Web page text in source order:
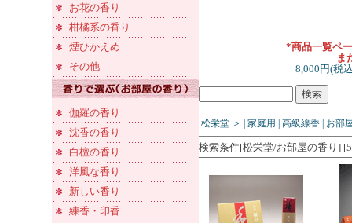
お花の香り
柑橘系の香り
煙ひかえめ
その他
伽羅の香り
沈香の香り
白檀の香り
洋風な香り
新しい香り
練香・印香
*商品一覧ペ
ま
8,000円(税
松栄堂＞ |家庭用 |高級線香 |お部
検索条件[松栄堂/お部屋の香り]